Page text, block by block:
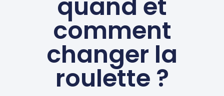
quand et
comment
changer la
roulette ?